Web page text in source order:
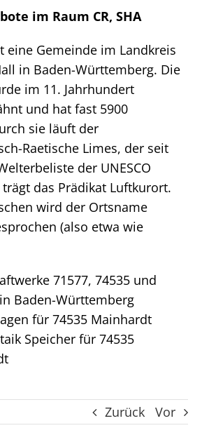
im Raum CR, SHA
eine Gemeinde im Landkreis
in Baden-Württemberg. Die
im 11. Jahrhundert
und hat fast 5900
sie läuft der
Raetische Limes, der seit
der UNESCO
das Prädikat Luftkurort.
wird der Ortsname
(also etwa wie
71577, 74535 und
Baden-Württemberg
für 74535 Mainhardt
Speicher für 74535
Zurück Vor